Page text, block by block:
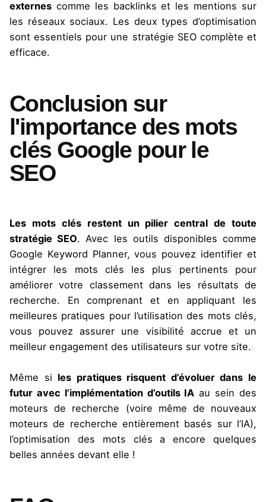
externes comme les backlinks et les mentions sur
les réseaux sociaux. Les deux types d’optimisation
sont essentiels pour une stratégie SEO complète et
efficace.
Conclusion sur
l'importance des mots
clés Google pour le
SEO
Les mots clés restent un pilier central de toute
stratégie SEO. Avec les outils disponibles comme
Google Keyword Planner, vous pouvez identifier et
intégrer les mots clés les plus pertinents pour
améliorer votre classement dans les résultats de
recherche. En comprenant et en appliquant les
meilleures pratiques pour l’utilisation des mots clés,
vous pouvez assurer une visibilité accrue et un
meilleur engagement des utilisateurs sur votre site.
Même si les pratiques risquent d’évoluer dans le
futur avec l’implémentation d’outils IA au sein des
moteurs de recherche (voire même de nouveaux
moteurs de recherche entièrement basés sur l’IA),
l’optimisation des mots clés a encore quelques
belles années devant elle !